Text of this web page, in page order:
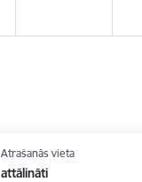
Atrašanās vieta
attālināti